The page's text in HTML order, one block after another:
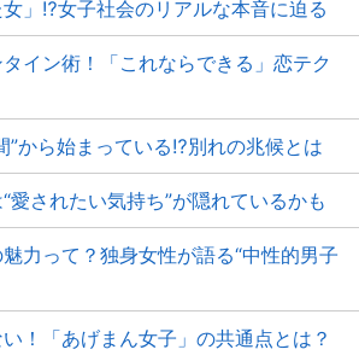
女」⁉女子社会のリアルな本音に迫る
イン術！「これならできる」恋テク
”から始まっている⁉別れの兆候とは
愛されたい気持ち”が隠れているかも
力って？独身女性が語る“中性的男子
！「あげまん女子」の共通点とは？